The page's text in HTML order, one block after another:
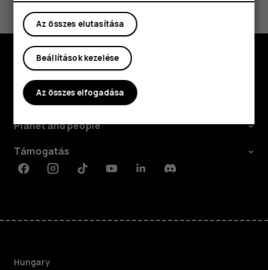
Igen Nem
Fedezd fel
Rólunk
Planet and people
Támogatás
FacebookInstagramTiktokYoutubeLinkedinDiscord
Hungary
Az összes elutasítása
Beállítások kezelése
Az összes elfogadása